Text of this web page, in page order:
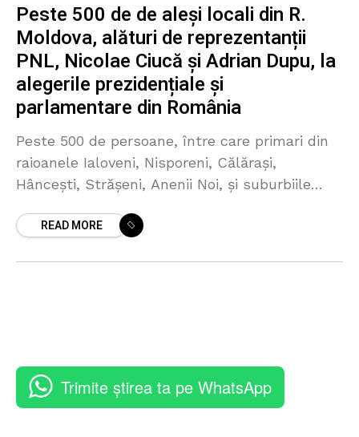
Peste 500 de de aleși locali din R.
Moldova, alături de reprezentanții
PNL, Nicolae Ciucă și Adrian Dupu, la
alegerile prezidențiale și
parlamentare din România
Peste 500 de persoane, între care primari din
raioanele Ialoveni, Nisporeni, Călărași,
Hâncești, Strășeni, Anenii Noi, și suburbiile
Adrian Dupu, președintele PNL
READ MORE
Trimite știrea ta pe WhatsApp